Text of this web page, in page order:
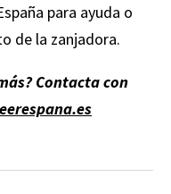
para ayuda o
de la zanjadora.
Contacta con